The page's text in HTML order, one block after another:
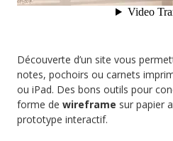
Découverte d’un site vous
notes, pochoirs ou carnets
ou iPad. Des bons outils pour
forme de wireframe sur papier
prototype interactif.